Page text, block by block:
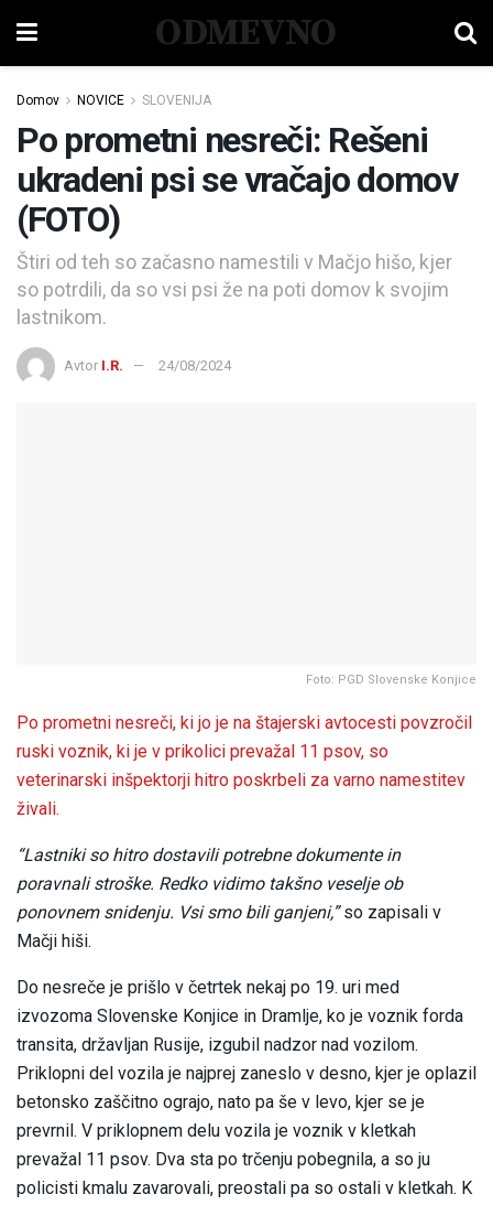
ODMEVNO
Domov NOVICE SLOVENIJA
Po prometni nesreči: Rešeni
ukradeni psi se vračajo domov
(FOTO)
Štiri od teh so začasno namestili v Mačjo hišo, kjer
so potrdili, da so vsi psi že na poti domov k svojim
lastnikom.
Avtor I.R. 24/08/2024
Foto: PGD Slovenske Konjice
Po prometni nesreči, ki jo je na štajerski avtocesti povzročil
ruski voznik, ki je v prikolici prevažal 11 psov, so
veterinarski inšpektorji hitro poskrbeli za varno namestitev
živali.
“Lastniki so hitro dostavili potrebne dokumente in
poravnali stroške. Redko vidimo takšno veselje ob
ponovnem snidenju. Vsi smo bili ganjeni,”so zapisali v
Mačji hiši.
Do nesreče je prišlo v četrtek nekaj po 19. uri med
izvozoma Slovenske Konjice in Dramlje, ko je voznik forda
transita, državljan Rusije, izgubil nadzor nad vozilom.
Priklopni del vozila je najprej zaneslo v desno, kjer je oplazil
betonsko zaščitno ograjo, nato pa še v levo, kjer se je
prevrnil. V priklopnem delu vozila je voznik v kletkah
prevažal 11 psov. Dva sta po trčenju pobegnila, a so ju
policisti kmalu zavarovali, preostali pa so ostali v kletkah. K